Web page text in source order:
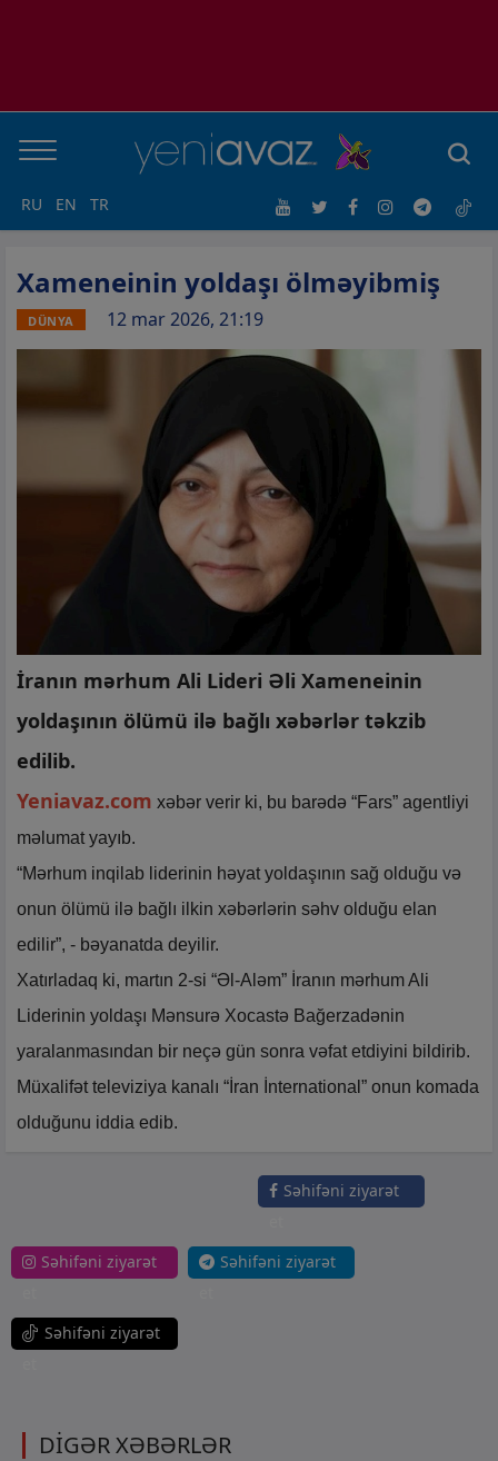
RU EN TR
Xameneinin yoldaşı ölməyibmiş
DÜNYA 12 mar 2026, 21:19
İranın mərhum Ali Lideri Əli Xameneinin
yoldaşının ölümü ilə bağlı xəbərlər təkzib
edilib.
Yeniavaz.com xəbər verir ki, bu barədə “Fars” agentliyi
məlumat yayıb.
“Mərhum inqilab liderinin həyat yoldaşının sağ olduğu və
onun ölümü ilə bağlı ilkin xəbərlərin səhv olduğu elan
edilir”, - bəyanatda deyilir.
Xatırladaq ki, martın 2-si “Əl-Aləm” İranın mərhum Ali
Liderinin yoldaşı Mənsurə Xocastə Bağerzadənin
yaralanmasından bir neçə gün sonra vəfat etdiyini bildirib.
Müxalifət televiziya kanalı “İran İnternational” onun komada
olduğunu iddia edib.
Səhifəni ziyarət
Səhifəni ziyarət
Səhifəni ziyarət
Səhifəni ziyarət
DİGƏR XƏBƏRLƏR